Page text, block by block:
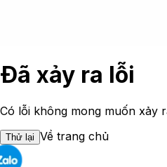
Đã xảy ra lỗi
Có lỗi không mong muốn xảy
Thử lại Về trang chủ